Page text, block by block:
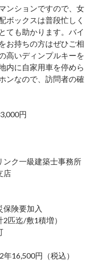
ンションですので、女
ボックスは普段忙しく
ても助かります。バイ
お持ちの方はぜひご相
高いディンプルキーを
内に自家用車を停めら
ンなので、訪問者の確
円
一級建築士事務所
険要加入
迄/敷1積増）
円（税込）